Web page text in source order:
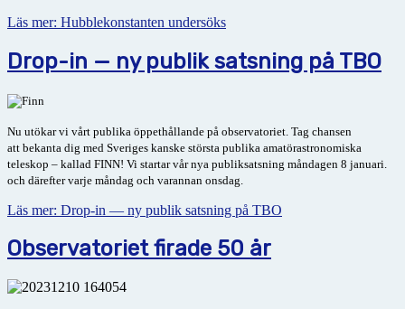
Läs mer: Hubblekonstanten undersöks
Drop-in — ny publik satsning på TBO
Nu utökar vi vårt publika öppethållande på observatoriet. Tag chansen
att bekanta dig med Sveriges kanske största publika amatörastronomiska
teleskop – kallad FINN! Vi startar vår nya publiksatsning måndagen 8 januari.
och därefter varje måndag och varannan onsdag.
Läs mer: Drop-in — ny publik satsning på TBO
Observatoriet firade 50 år